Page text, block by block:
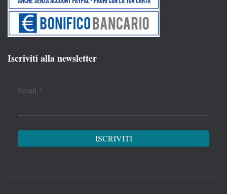
Iscriviti alla newsletter
Email *